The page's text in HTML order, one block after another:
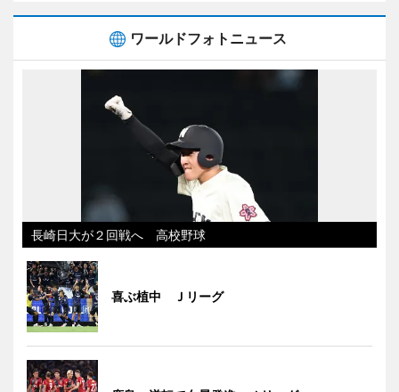
ワールドフォトニュース
長崎日大が２回戦へ 高校野球
喜ぶ植中 Ｊリーグ